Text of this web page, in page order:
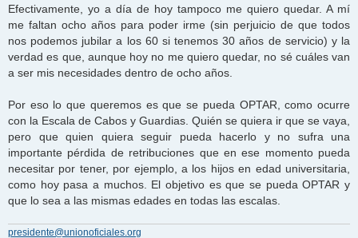
n
s
a
e
Efectivamente, yo a día de hoy tampoco me quiero quedar. A mí
me faltan ocho años para poder irme (sin perjuicio de que todos
nos podemos jubilar a los 60 si tenemos 30 años de servicio) y la
verdad es que, aunque hoy no me quiero quedar, no sé cuáles van
a ser mis necesidades dentro de ocho años.
Por eso lo que queremos es que se pueda OPTAR, como ocurre
con la Escala de Cabos y Guardias. Quién se quiera ir que se vaya,
pero que quien quiera seguir pueda hacerlo y no sufra una
importante pérdida de retribuciones que en ese momento pueda
necesitar por tener, por ejemplo, a los hijos en edad universitaria,
como hoy pasa a muchos. El objetivo es que se pueda OPTAR y
que lo sea a las mismas edades en todas las escalas.
presidente@unionoficiales.org